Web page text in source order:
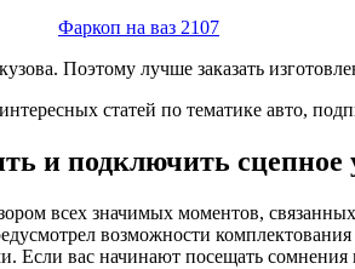
Фаркоп на ваз 2107
Поэтому лучше заказать
статей по тематике авто,
и подключить сцепное
всех значимых моментов,
возможности
Если вас начинают посещать сомнения